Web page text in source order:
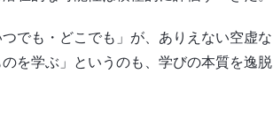
でも・どこでも」が、ありえない空虚な
を学ぶ」というのも、学びの本質を逸脱